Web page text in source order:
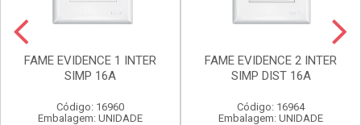
FAME EVIDENCE 1 INTER
SIMP 16A
Código: 16960
Embalagem: UNIDADE
FAME EVIDENCE 2 INTER
SIMP DIST 16A
Código: 16964
Embalagem: UNIDADE